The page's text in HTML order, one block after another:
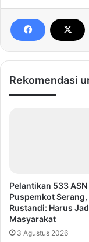
Rekomendasi
Pelantikan 533 ASN
Puspemkot Serang,
Rustandi: Harus
Masyarakat
3 Agustus 2026